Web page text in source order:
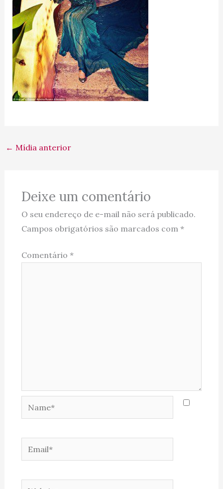
← Mídia anterior
Deixe um comentário
O seu endereço de e-mail não será publicado.
Campos obrigatórios são marcados com *
Comentário *
Name*
Email*
Website